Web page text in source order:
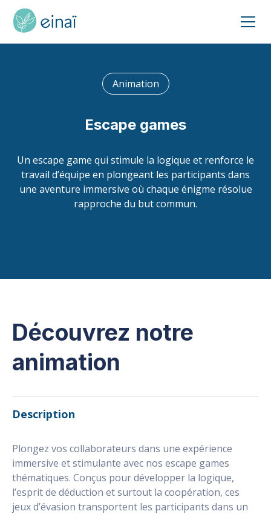
Animation
Escape games
Un escape game qui stimule la logique et renforce le
travail d’équipe en plongeant les participants dans
une aventure immersive où chaque énigme résolue
rapproche du but commun.
Découvrez notre
animation
Description
Plongez vos collaborateurs dans une expérience
immersive et stimulante avec nos escape games
thématiques. Conçus pour développer la logique,
l’esprit de déduction et surtout la coopération, ces
jeux d’évasion transportent les participants dans un